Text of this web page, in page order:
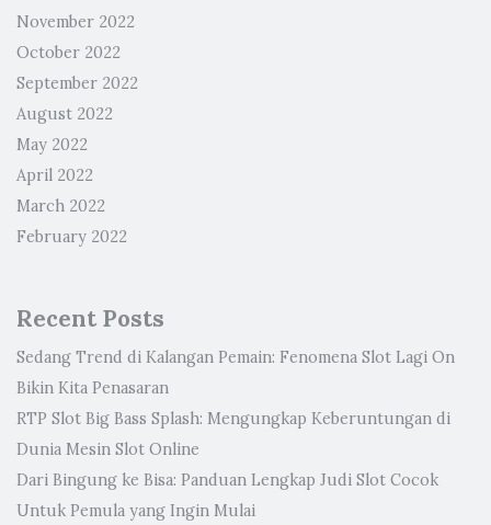
November 2022
October 2022
September 2022
August 2022
May 2022
April 2022
March 2022
February 2022
Recent Posts
Sedang Trend di Kalangan Pemain: Fenomena Slot Lagi On
Bikin Kita Penasaran
RTP Slot Big Bass Splash: Mengungkap Keberuntungan di
Dunia Mesin Slot Online
Dari Bingung ke Bisa: Panduan Lengkap Judi Slot Cocok
Untuk Pemula yang Ingin Mulai